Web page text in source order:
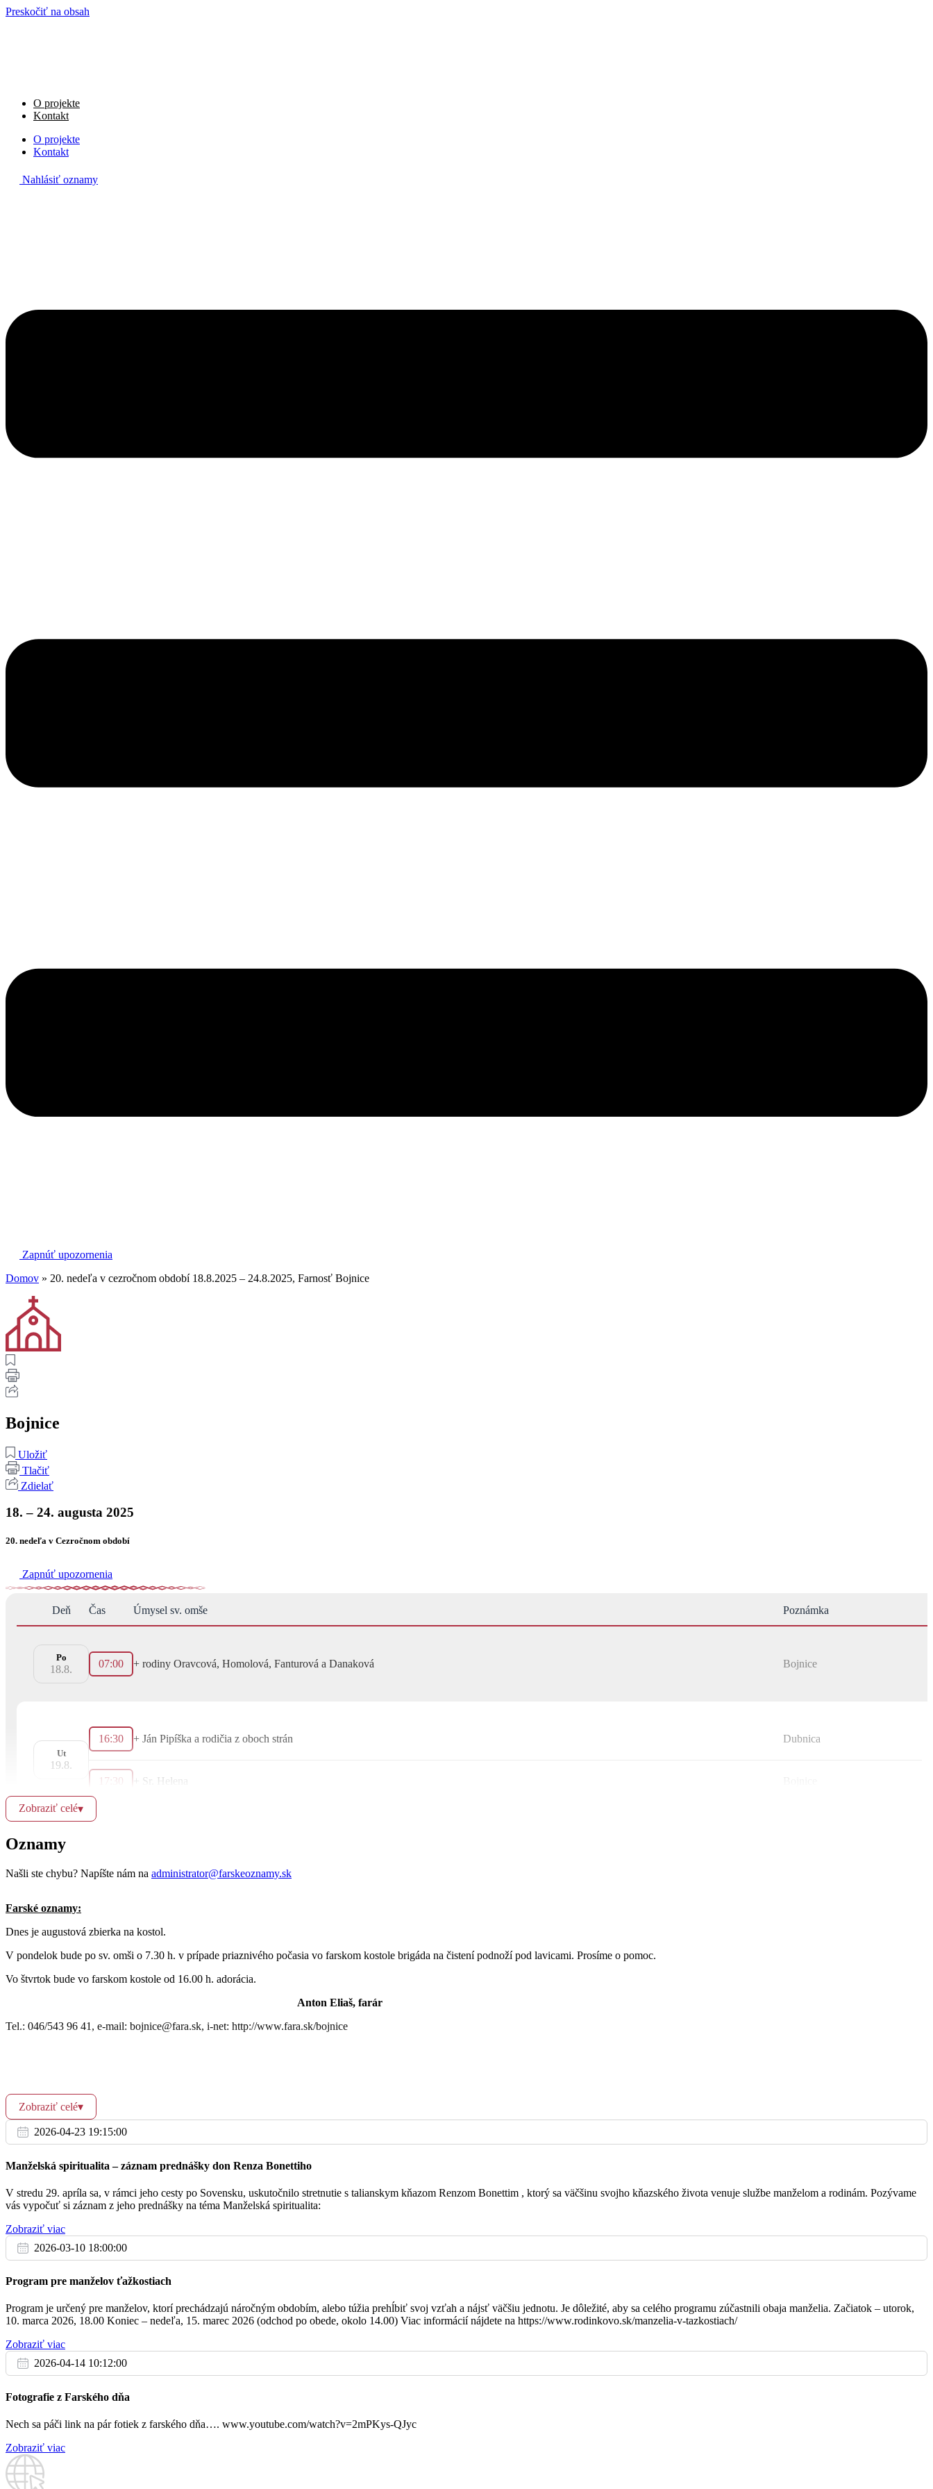
Preskočiť na obsah
O projekte
Kontakt
O projekte
Kontakt
Nahlásiť oznamy
Zapnúť upozornenia
Domov » 20. nedeľa v cezročnom období 18.8.2025 – 24.8.2025, Farnosť Bojnice
Bojnice
Uložiť
Tlačiť
Zdielať
18. – 24. augusta 2025
20. nedeľa v Cezročnom období
Zapnúť upozornenia
Deň Čas Úmysel sv. omše Poznámka
Po
18.8. 07:00 + rodiny Oravcová, Homolová, Fanturová a Danaková Bojnice
Ut
19.8.
16:30 + Ján Pipíška a rodičia z oboch strán Dubnica
17:30 + Sr. Helena
St
20.8.
21.8. 17:30 + Ján a Oľga Búryoví a nevesta Ľubka
22.8.
17:30
So
17:30 + Mária, Terézia a Jozef Pipíška, dcéry a zaťovia, synovia a nevesty
Ne
24.8.
07:00 + Andrea
08:30 + Emília a Michal Rajčo
08:30
Zobraziť celé▾
Oznamy
Našli ste chybu? Napíšte nám na administrator@farskeoznamy.sk
Farské oznamy:
Dnes je augustová zbierka na kostol.
V pondelok bude po sv. omši o 7.30 h. v prípade priaznivého počasia vo farskom kostole brigáda na čistení podnoží pod lavicami. Prosíme o pomoc.
Vo štvrtok bude vo farskom kostole od 16.00 h. adorácia.
Anton Eliaš, farár
Tel.: 046/543 96 41, e-mail: bojnice@fara.sk, i-net: http://www.fara.sk/bojnice
Zobraziť celé▾
2026-04-23 19:15:00
Manželská spiritualita – záznam prednášky don Renza Bonettiho
V stredu 29. apríla sa, v rámci jeho cesty po Sovensku, uskutočnilo stretnutie s talianskym kňazom Renzom Bonettim , ktorý sa väčšinu svojho kňazského života venuje službe manželom a rodinám. Pozývame
vás vypočuť si záznam z jeho prednášky na téma Manželská spiritualita:
Zobraziť viac
2026-03-10 18:00:00
Program pre manželov ťažkostiach
Program je určený pre manželov, ktorí prechádzajú náročným obdobím, alebo túžia prehĺbiť svoj vzťah a nájsť väčšiu jednotu. Je dôležité, aby sa celého programu zúčastnili obaja manželia. Začiatok – utorok,
10. marca 2026, 18.00 Koniec – nedeľa, 15. marec 2026 (odchod po obede, okolo 14.00) Viac informácií nájdete na https://www.rodinkovo.sk/manzelia-v-tazkostiach/
Zobraziť viac
2026-04-14 10:12:00
Fotografie z Farského dňa
Nech sa páči link na pár fotiek z farského dňa…. www.youtube.com/watch?v=2mPKys-QJyc
Zobraziť viac